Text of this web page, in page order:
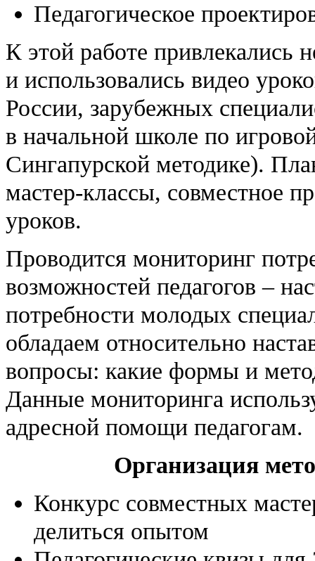
Педагогическое
К этой работе привлекались
и использовались видео
России, зарубежных
в начальной школе по
Сингапурской методике).
мастер-классы, совместное
уроков.
Проводится мониторинг
возможностей педагогов –
потребности молодых
обладаем относительно
вопросы: какие формы и
Данные мониторинга
адресной помощи педагогам.
Организация
Конкурс совместных
делиться опытом